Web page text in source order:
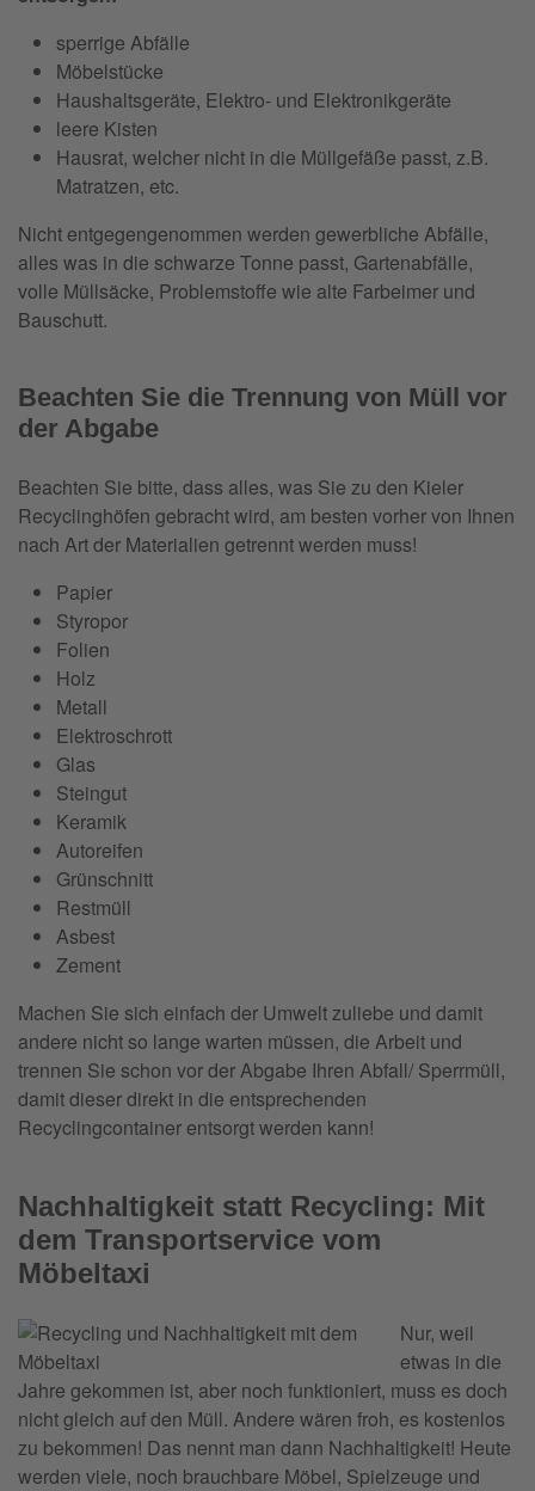
sperrige Abfälle
Möbelstücke
Haushaltsgeräte, Elektro- und Elektronikgeräte
leere Kisten
Hausrat, welcher nicht in die Müllgefäße passt, z.B.
Matratzen, etc.
Nicht entgegengenommen werden gewerbliche Abfälle,
alles was in die schwarze Tonne passt, Gartenabfälle,
volle Müllsäcke, Problemstoffe wie alte Farbeimer und
Bauschutt.
Beachten Sie die Trennung von Müll vor
der Abgabe
Beachten Sie bitte, dass alles, was Sie zu den Kieler
Recyclinghöfen gebracht wird, am besten vorher von Ihnen
nach Art der Materialien getrennt werden muss!
Papier
Styropor
Folien
Holz
Metall
Elektroschrott
Glas
Steingut
Keramik
Autoreifen
Grünschnitt
Restmüll
Asbest
Zement
Machen Sie sich einfach der Umwelt zuliebe und damit
andere nicht so lange warten müssen, die Arbeit und
trennen Sie schon vor der Abgabe Ihren Abfall/ Sperrmüll,
damit dieser direkt in die entsprechenden
Recyclingcontainer entsorgt werden kann!
Nachhaltigkeit statt Recycling: Mit
dem Transportservice vom
Möbeltaxi
Nur, weil
etwas in die
Jahre gekommen ist, aber noch funktioniert, muss es doch
nicht gleich auf den Müll. Andere wären froh, es kostenlos
zu bekommen! Das nennt man dann Nachhaltigkeit! Heute
werden viele, noch brauchbare Möbel, Spielzeuge und